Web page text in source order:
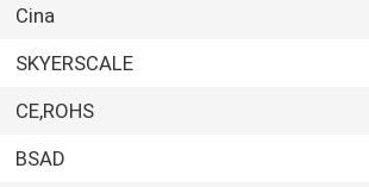
Cina
SKYERSCALE
CE,ROHS
BSAD